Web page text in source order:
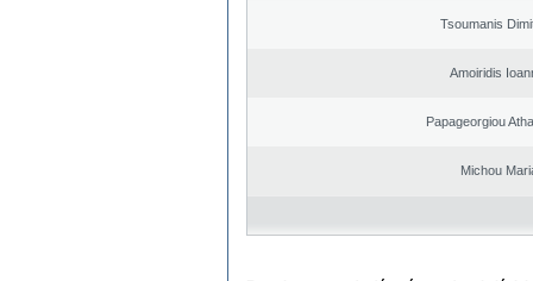
Tsoumanis
Amoiridis
Papageorgiou
Michou